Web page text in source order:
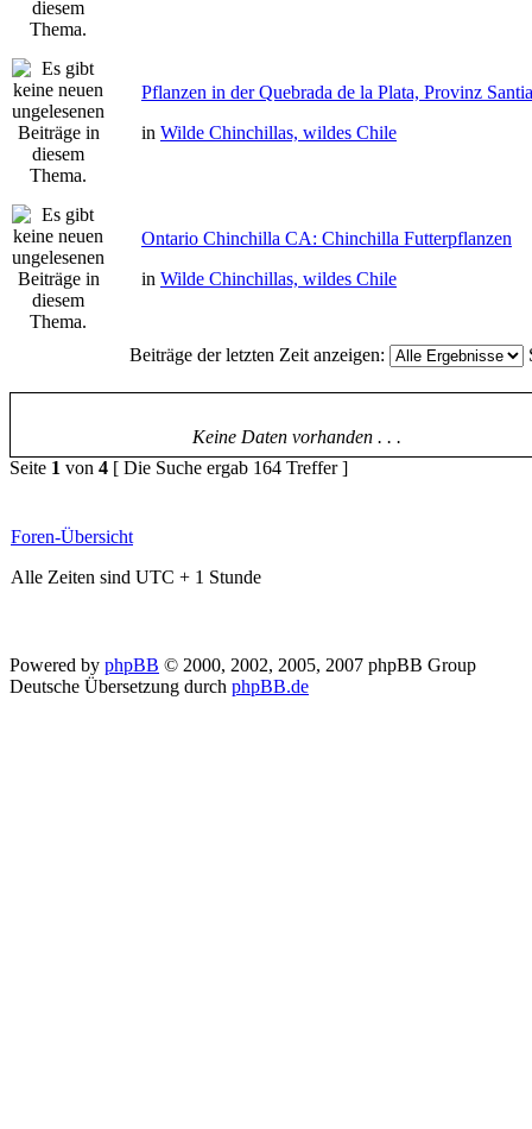
Pflanzen in der Quebrada de la Plata, Provinz
in Wilde Chinchillas, wildes Chile
Ontario Chinchilla CA: Chinchilla Futterpflanzen
in Wilde Chinchillas, wildes Chile
Beiträge der letzten Zeit anzeigen:
Keine Daten vorhanden . . .
Seite 1 von 4 [ Die Suche ergab 164 Treffer ]
Foren-Übersicht
Alle Zeiten sind UTC + 1 Stunde
Powered by phpBB © 2000, 2002, 2005, 2007 phpBB Group
Deutsche Übersetzung durch phpBB.de